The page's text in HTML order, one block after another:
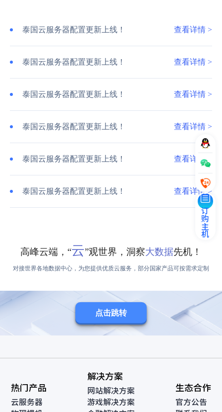
泰国云服务器配置更新上线！ 查看详情 >
泰国云服务器配置更新上线！ 查看详情 >
泰国云服务器配置更新上线！ 查看详情 >
泰国云服务器配置更新上线！ 查看详情 >
泰国云服务器配置更新上线！ 查看详情 >
泰国云服务器配置更新上线！ 查看详情 >
高峰云端，“云”观世界，洞察大数据先机！
对接世界各地数据中心，为您提供优质云服务，部分国家产品可按需求定制
点击跳转
订购主机
热门产品
云服务器
解决方案
网站解决方案
游戏解决方案
生态合作
官方公告